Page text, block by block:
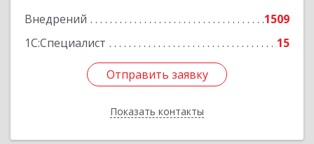
Внедрений
1509
1С:Специалист
15
Отправить заявку
Показать контакты
Подробнее
Отправить заявку
Назад